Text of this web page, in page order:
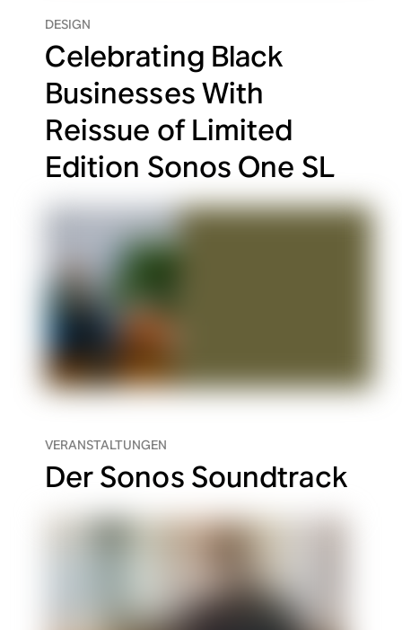
DESIGN
Celebrating Black
Businesses With
Reissue of Limited
Edition Sonos One SL
VERANSTALTUNGEN
Der Sonos Soundtrack